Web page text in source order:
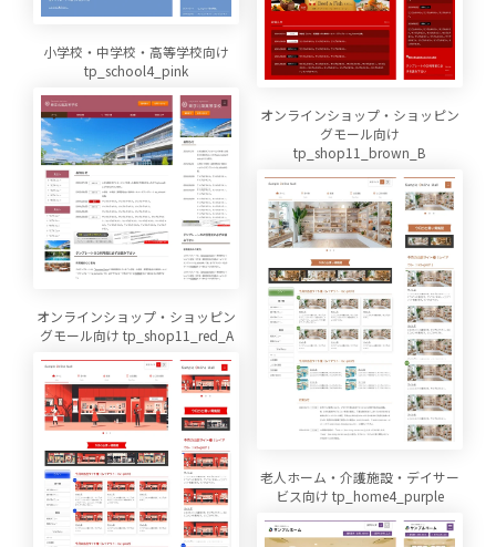
小学校・中学校・高等学校向け
tp_school4_pink
オンラインショップ・ショッピン
グモール向け
tp_shop11_brown_B
オンラインショップ・ショッピン
グモール向け tp_shop11_red_A
老人ホーム・介護施設・デイサー
ビス向け tp_home4_purple